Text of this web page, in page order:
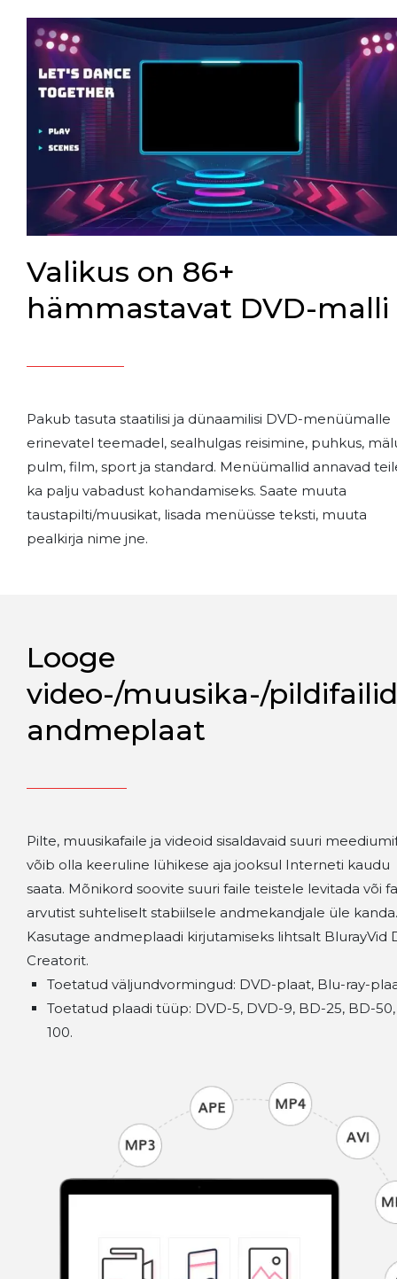
Valikus on 86+
hämmastavat DVD-malli
Pakub tasuta staatilisi ja dünaamilisi DVD-menüümalle
erinevatel teemadel, sealhulgas reisimine, puhkus,
pulm, film, sport ja standard. Menüümallid annavad
ka palju vabadust kohandamiseks. Saate muuta
taustapilti/muusikat, lisada menüüsse teksti, muuta
pealkirja nime jne.
Looge
video-/muusika-/
andmeplaat
Pilte, muusikafaile ja videoid sisaldavaid suuri
võib olla keeruline lühikese aja jooksul Interneti kaudu
saata. Mõnikord soovite suuri faile teistele levitada või
arvutist suhteliselt stabiilsele andmekandjale üle kanda.
Kasutage andmeplaadi kirjutamiseks lihtsalt BlurayVid
Creatorit.
Toetatud väljundvormingud: DVD-plaat, Blu-ray-
Toetatud plaadi tüüp: DVD-5, DVD-9, BD-25, BD-
100.